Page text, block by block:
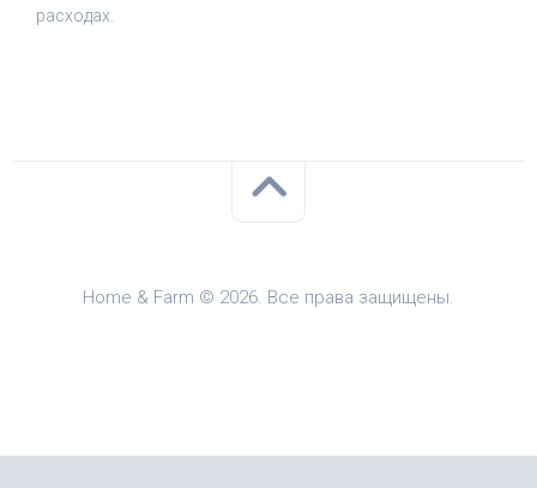
расходах.
Home & Farm © 2026. Все права защищены.